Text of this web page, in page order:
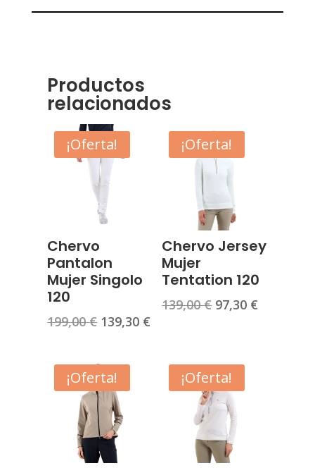
Productos
relacionados
¡Oferta!
Chervo
Pantalon
Mujer Singolo
120
199,00€ El
era:
199,00 €.
139,30 €
139,30 €.
¡Oferta!
Chervo Jersey
Mujer
Tentation 120
139,00€ El
139,00 €.
97,30 €
¡Oferta! ¡Oferta!